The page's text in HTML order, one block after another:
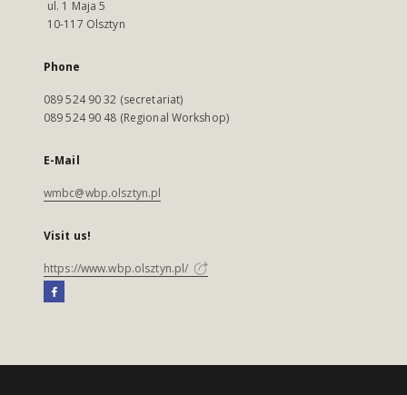
ul. 1 Maja 5
10-117 Olsztyn
Phone
089 524 90 32 (secretariat)
089 524 90 48 (Regional Workshop)
E-Mail
wmbc@wbp.olsztyn.pl
Visit us!
https://www.wbp.olsztyn.pl/